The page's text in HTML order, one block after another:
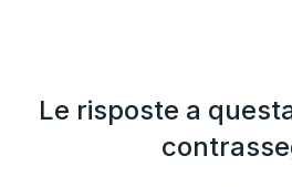
Le risposte a